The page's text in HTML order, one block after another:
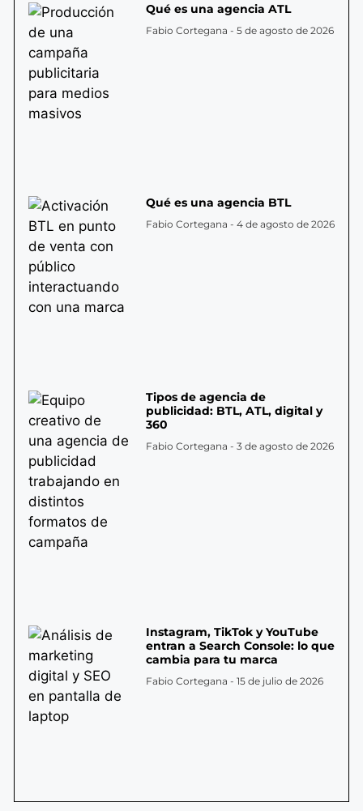
Qué es una agencia ATL
Fabio Cortegana 5 de agosto de 2026
Qué es una agencia BTL
Fabio Cortegana 4 de agosto de 2026
Tipos de agencia de
publicidad: BTL, ATL, digital y
360
Fabio Cortegana 3 de agosto de 2026
Instagram, TikTok y YouTube
entran a Search Console: lo que
cambia para tu marca
Fabio Cortegana 15 de julio de 2026